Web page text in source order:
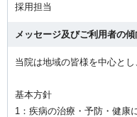
採用担当
メッセージ及びご利用者の傾
当院は地域の皆様を中心と
基本方針
1：疾病の治療・予防・健康